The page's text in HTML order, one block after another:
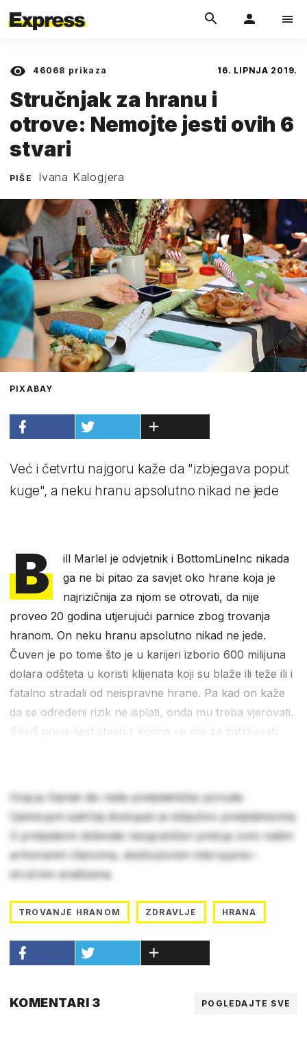
46068 prikaza 16. LIPNJA 2019.
Stručnjak za hranu i
otrove: Nemojte jesti ovih 6
stvari
PIŠE Ivana Kalogjera
PIXABAY
Već i četvrtu najgoru kaže da "izbjegava poput
kuge", a neku hranu apsolutno nikad ne jede
B
ill Marlel je odvjetnik i BottomLineInc nikada
ga ne bi pitao za savjet oko hrane koja je
najrizičnija za njom se otrovati, da nije
proveo 20 godina utjerujući parnice zbog trovanja
hranom. On neku hranu apsolutno nikad ne jede.
Čuven je po tome što je u karijeri izborio 600 milijuna
dolara odšteta u koristi klijenata koji su blaže ili teže ili i
fatalno stradali od neispravne hrane. Pa kad on kaže
da se određeni rizik ne isplati, onda mu treba vjerovati.
Slijedi popis šest stvari s kojima se nije za zafrkavati:
Ovaj je članak dio naše pretplatničke ponude.
Cjelokupni sadržaj dostupan je isključivo pretplatnicima.
S pretplatom dobivate neograničen pristup svim našim
arhiviranim člancima, ekskluzivnim intervjuima i
stručnim analizama.
TROVANJE HRANOM ZDRAVLJE HRANA
KOMENTARI 3 POGLEDAJTE SVE